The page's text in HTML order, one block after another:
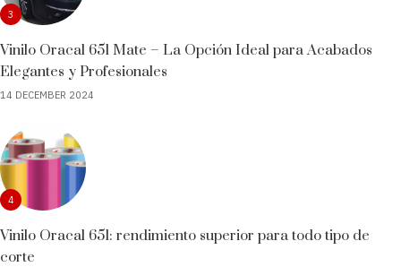
3
Vinilo Oracal 651 Mate – La Opción Ideal para Acabados
Elegantes y Profesionales
14 DECEMBER 2024
4
Vinilo Oracal 651: rendimiento superior para todo tipo de
corte